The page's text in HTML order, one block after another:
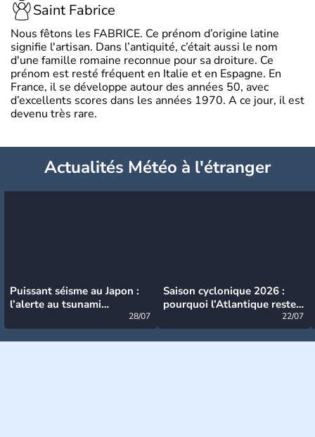
Saint Fabrice
Nous fêtons les FABRICE. Ce prénom d’origine latine
signifie l'artisan. Dans l’antiquité, c’était aussi le nom
d'une famille romaine reconnue pour sa droiture. Ce
prénom est resté fréquent en Italie et en Espagne. En
France, il se développe autour des années 50, avec
d’excellents scores dans les années 1970. A ce jour, il est
devenu très rare.
Actualités Météo à l'étranger
Puissant séisme au Japon :
l’alerte au tsunami
28/07
Saison cyclonique 2026 :
pourquoi l’Atlantique reste
22/07